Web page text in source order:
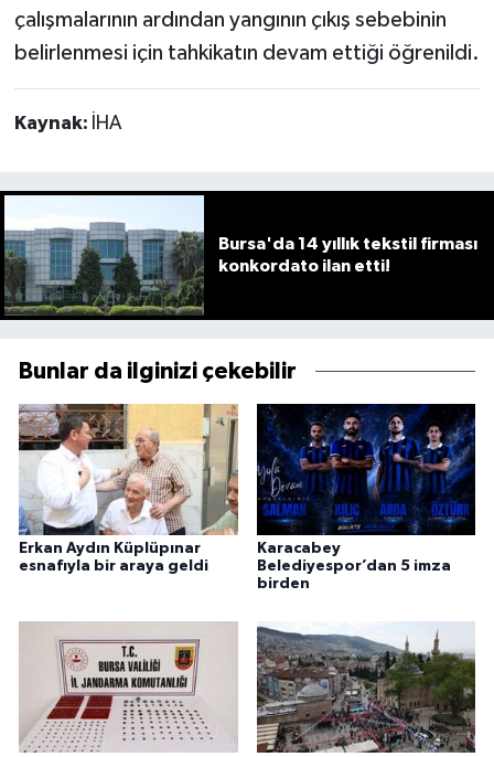
çalışmalarının ardından yangının çıkış sebebinin
belirlenmesi için tahkikatın devam ettiği öğrenildi.
Kaynak: İHA
Bursa'da 14 yıllık tekstil firması
konkordato ilan etti!
Bunlar da ilginizi çekebilir
Erkan Aydın Küplüpınar
esnafıyla bir araya geldi
Karacabey
Belediyespor’dan 5 imza
birden